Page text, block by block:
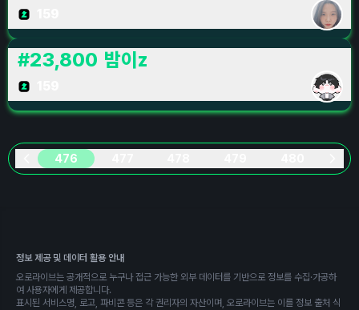
#23,800 밤이z
476
정보 제공 및 데이터 활용 안내
오로라이브는 공개적으로 누구나 접근 가능한 외부 데이터를 기반으로 정보를 수집·가공하
여 사용자에게 제공합니다.
표시된 서비스명, 로고, 파비콘 등은 각 권리자의 자산이며, 오로라이브는 이를 정보 출처 식